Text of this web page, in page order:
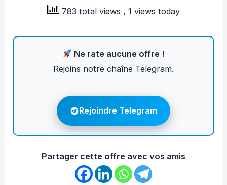
783 total views , 1 views today
Ne rate aucune offre !
Rejoins notre chaîne Telegram.
Rejoindre Telegram
Partager cette offre avec vos amis